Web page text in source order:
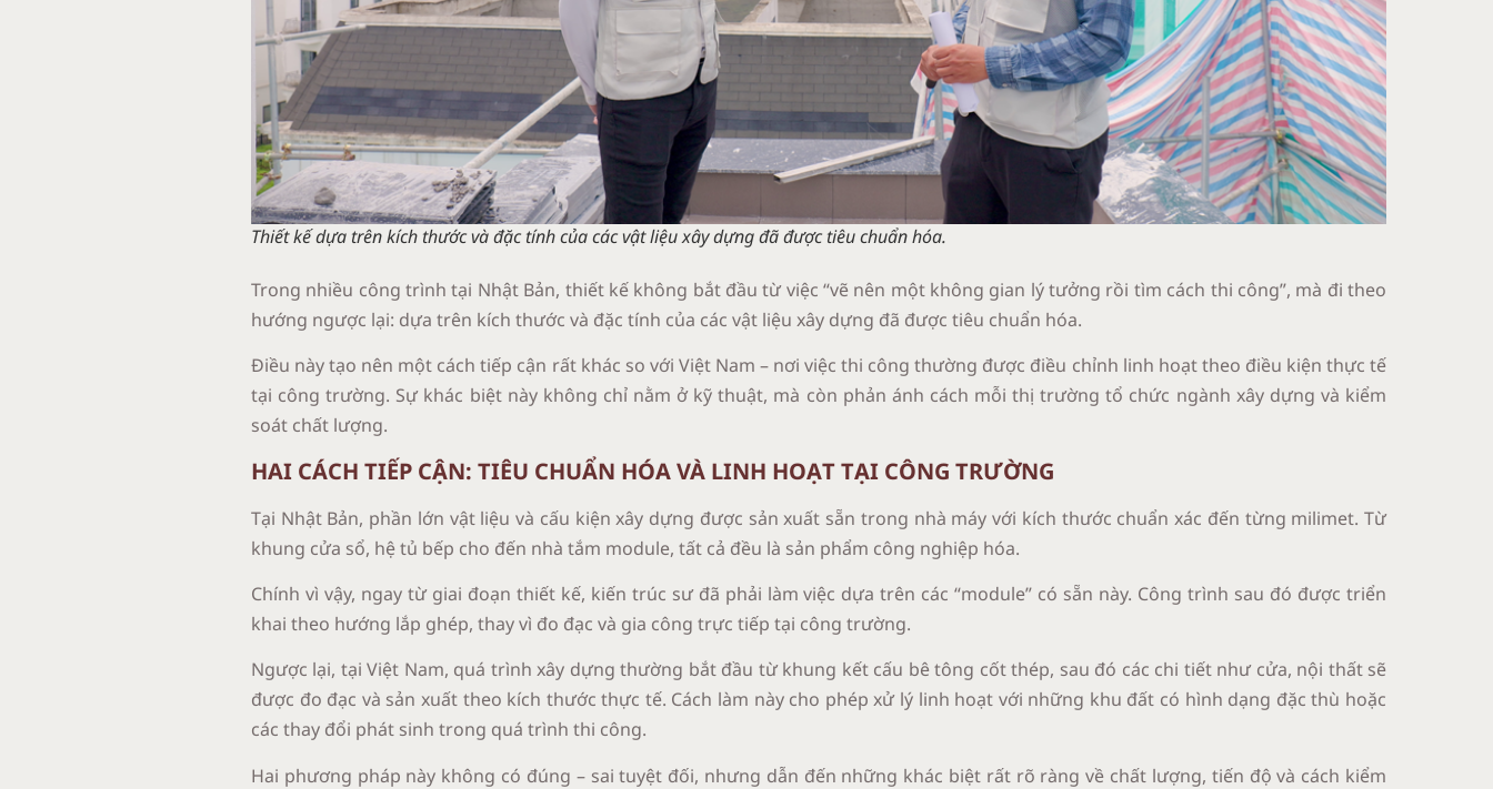
Thiết kế dựa trên kích thước và đặc tính của các vật liệu xây dựng đã được tiêu chuẩn hóa.
Trong nhiều công trình tại Nhật Bản, thiết kế không bắt đầu từ việc “vẽ nên một không gian lý tưởng rồi tìm cách thi công”, mà đi theo
hướng ngược lại: dựa trên kích thước và đặc tính của các vật liệu xây dựng đã được tiêu chuẩn hóa.
Điều này tạo nên một cách tiếp cận rất khác so với Việt Nam – nơi việc thi công thường được điều chỉnh linh hoạt theo điều kiện thực tế
tại công trường. Sự khác biệt này không chỉ nằm ở kỹ thuật, mà còn phản ánh cách mỗi thị trường tổ chức ngành xây dựng và kiểm
soát chất lượng.
HAI CÁCH TIẾP CẬN: TIÊU CHUẨN HÓA VÀ LINH HOẠT TẠI CÔNG TRƯỜNG
Tại Nhật Bản, phần lớn vật liệu và cấu kiện xây dựng được sản xuất sẵn trong nhà máy với kích thước chuẩn xác đến từng milimet. Từ
khung cửa sổ, hệ tủ bếp cho đến nhà tắm module, tất cả đều là sản phẩm công nghiệp hóa.
Chính vì vậy, ngay từ giai đoạn thiết kế, kiến trúc sư đã phải làm việc dựa trên các “module” có sẵn này. Công trình sau đó được triển
khai theo hướng lắp ghép, thay vì đo đạc và gia công trực tiếp tại công trường.
Ngược lại, tại Việt Nam, quá trình xây dựng thường bắt đầu từ khung kết cấu bê tông cốt thép, sau đó các chi tiết như cửa, nội thất sẽ
được đo đạc và sản xuất theo kích thước thực tế. Cách làm này cho phép xử lý linh hoạt với những khu đất có hình dạng đặc thù hoặc
các thay đổi phát sinh trong quá trình thi công.
Hai phương pháp này không có đúng – sai tuyệt đối, nhưng dẫn đến những khác biệt rất rõ ràng về chất lượng, tiến độ và cách kiểm